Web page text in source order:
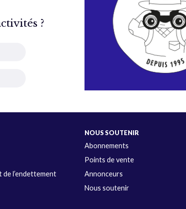
?
de l’endettement
NOUS SOUTENIR
Abonnements
Points de vente
Annonceurs
Nous soutenir